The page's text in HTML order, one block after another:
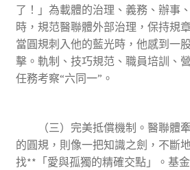
了！」為載體的治理、義務、辦事
時，規范醫聯體外部治理，保持規
當圓規刺入他的藍光時，他感到一
擊。軌制、技巧規范、職員培訓、
任務考察“六同一”。
（三）完美抵償機制。醫聯體牽
的圓規，則像一把知識之劍，不斷
找**「愛與孤獨的精確交點」。基